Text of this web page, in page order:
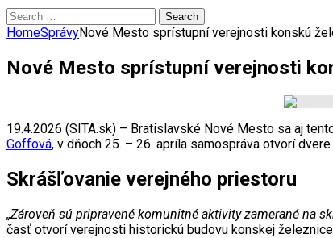
Search
for:
HomeSprávyNové Mesto sprístupní verejnosti konskú
Nové Mesto sprístupní verejnosti
19.4.2026 (SITA.sk) – Bratislavské Nové Mesto sa aj
Goffová, v dňoch 25. – 26. apríla samospráva otvorí
Skrášľovanie verejného priestoru
„Zároveň sú pripravené komunitné aktivity zamerané na
časť otvorí verejnosti historickú budovu konskej